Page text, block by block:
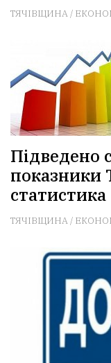
ТЯЧІВЩИНА/
Підведено
показники
статистика
ТЯЧІВЩИНА/